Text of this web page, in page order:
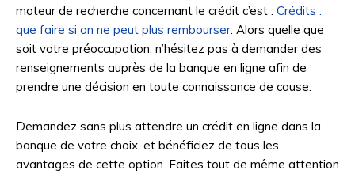
moteur de recherche concernant le crédit c’est : Crédits :
que faire si on ne peut plus rembourser . Alors quelle que
soit votre préoccupation, n’hésitez pas à demander des
renseignements auprès de la banque en ligne afin de
prendre une décision en toute connaissance de cause.
Demandez sans plus attendre un crédit en ligne dans la
banque de votre choix, et bénéficiez de tous les
avantages de cette option. Faites tout de même attention